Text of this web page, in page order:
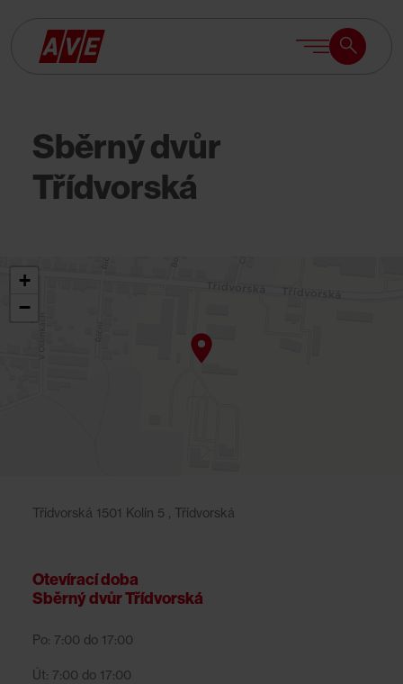
Vyhledávání
Sběrný dvůr
Třídvorská
+
−
Třídvorská 1501 Kolín 5 , Třídvorská
Otevírací doba
Sběrný dvůr Třídvorská
Po: 7:00 do 17:00
Út: 7:00 do 17:00